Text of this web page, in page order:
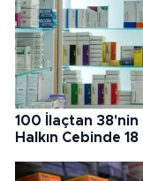
100 İlaçtan 38'nin
Halkın Cebinde